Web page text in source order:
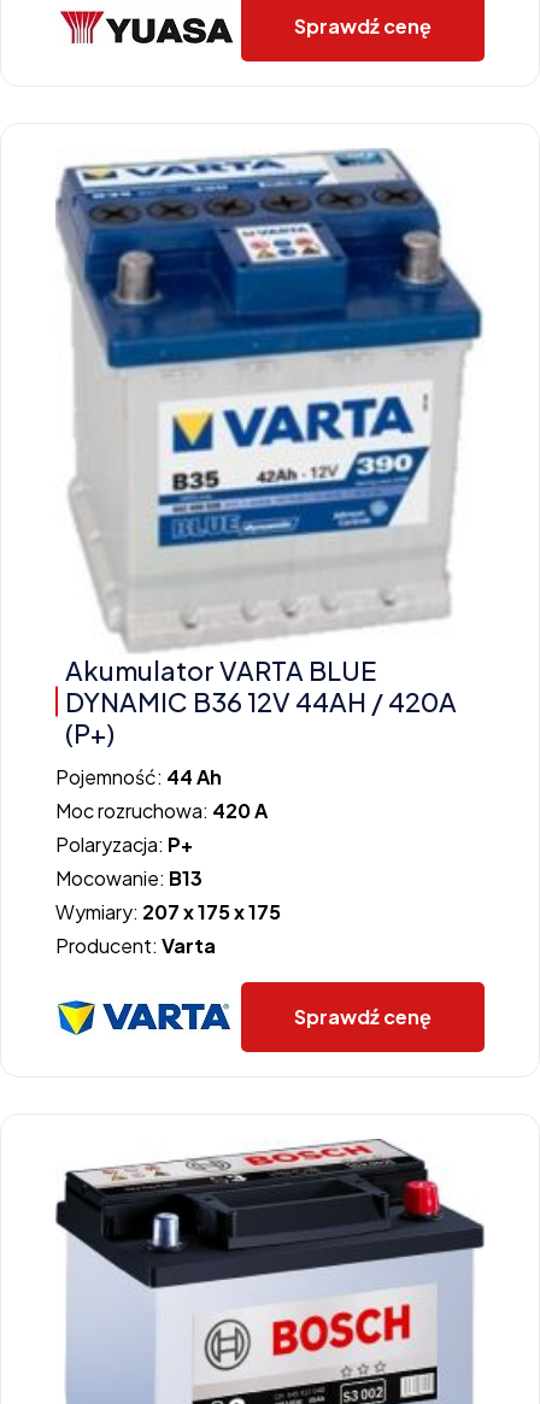
Sprawdź cenę
Akumulator VARTA BLUE
DYNAMIC B36 12V 44AH / 420A
(P+)
Pojemność: 44 Ah
Moc rozruchowa: 420 A
Polaryzacja: P+
Mocowanie: B13
Wymiary: 207 x 175 x 175
Producent: Varta
Sprawdź cenę